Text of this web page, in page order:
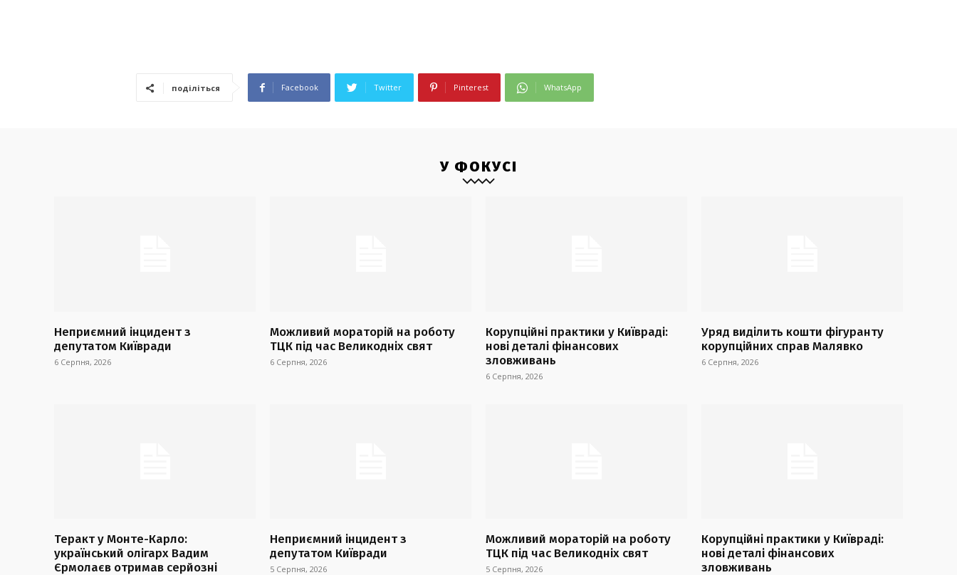
поділіться Facebook Twitter Pinterest WhatsApp
У ФОКУСІ
Неприємний інцидент з
депутатом Київради
6 Серпня, 2026
Можливий мораторій на роботу
ТЦК під час Великодніх свят
6 Серпня, 2026
Корупційні практики у Київраді:
нові деталі фінансових
зловживань
6 Серпня, 2026
Уряд виділить кошти фігуранту
корупційних справ Малявко
6 Серпня, 2026
Теракт у Монте-Карло:
український олігарх Вадим
Єрмолаєв отримав серйозні
Неприємний інцидент з
депутатом Київради
5 Серпня, 2026
Можливий мораторій на роботу
ТЦК під час Великодніх свят
5 Серпня, 2026
Корупційні практики у Київраді:
нові деталі фінансових
зловживань